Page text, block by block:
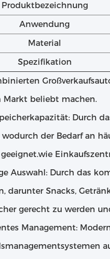
Produktbezeichnung
Anwendung
Material
Spezifikation
Markt beliebt machen.
Durch
wodurch der Bedarf an
Auswahl: Durch das
darunter Snacks,
gerecht zu werden
Management: